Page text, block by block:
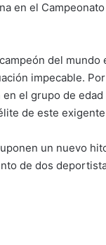
en el
del
impecable.
el grupo de
de este
un nuevo
de dos